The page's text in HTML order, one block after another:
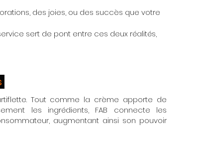
des joies, ou des succès que votre
sert de pont entre ces deux réalités,
Tout comme la crème apporte de
les ingrédients, FAB connecte les
augmentant ainsi son pouvoir